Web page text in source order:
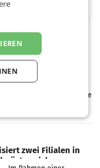
Zirkularität: ARA und
am POS über
August hinweg rücken die
in allen österreichischen
zwei Filialen in